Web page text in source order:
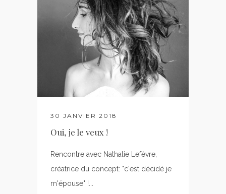
30 JANVIER 2018
Oui, je le veux !
Rencontre avec Nathalie Lefèvre,
créatrice du concept: "c'est décidé je
m'épouse" !...